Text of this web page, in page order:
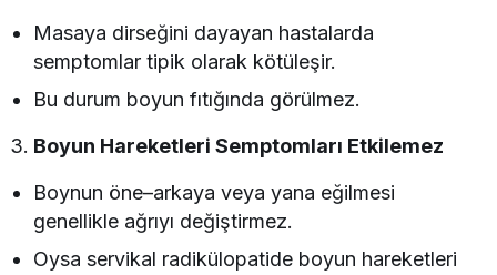
Masaya dirseğini dayayan hastalarda
semptomlar tipik olarak kötüleşir.
Bu durum boyun fıtığında görülmez.
Boyun Hareketleri Semptomları Etkilemez
Boynun öne–arkaya veya yana eğilmesi
genellikle ağrıyı değiştirmez.
Oysa servikal radikülopatide boyun hareketleri